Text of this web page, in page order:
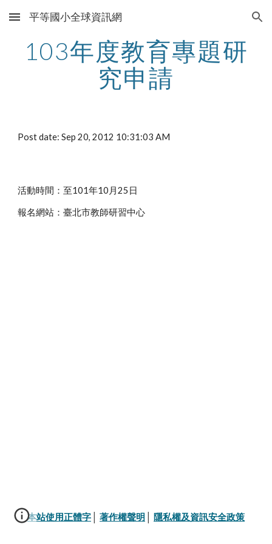
Skip to main content Skip to navigation
平等國小全球資訊網
103年度教育專題研
究申請
Post date: Sep 20, 2012 10:31:03 AM
活動時間：至101年10月25日
報名網站：臺北市教師研習中心
本站使用正體字 著作權聲明 隱私權及資訊安全政策